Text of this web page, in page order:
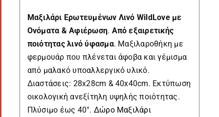
Μαξιλάρι Ερωτευμένων Λινό WildLove με
Ονόματα & Αφιέρωση. Από εξαιρετικής
ποιότητας λινό ύφασμα. Μαξιλαροθήκη με
φερμουάρ που πλένεται άφοβα και γέμισμα
από μαλακό υποαλλεργικό υλικό.
Διαστάσεις: 28x28cm & 40x40cm. Εκτύπωση
οικολογική ανεξίτηλη υψηλής ποιότητας.
Πλύσιμο έως 40°. Δώρο Μαξιλάρι